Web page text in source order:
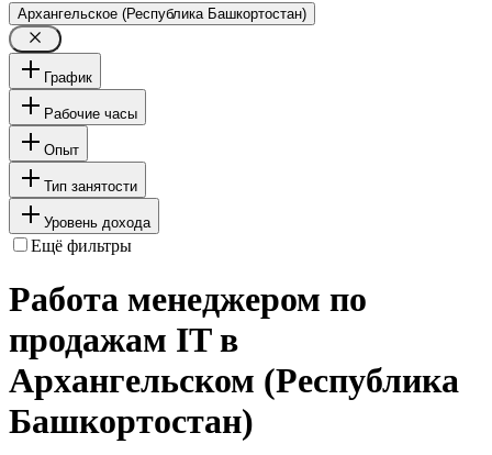
Архангельское (Республика Башкортостан)
График
Рабочие часы
Опыт
Тип занятости
Уровень дохода
Ещё фильтры
Работа менеджером по
продажам IT в
Архангельском (Республика
Башкортостан)